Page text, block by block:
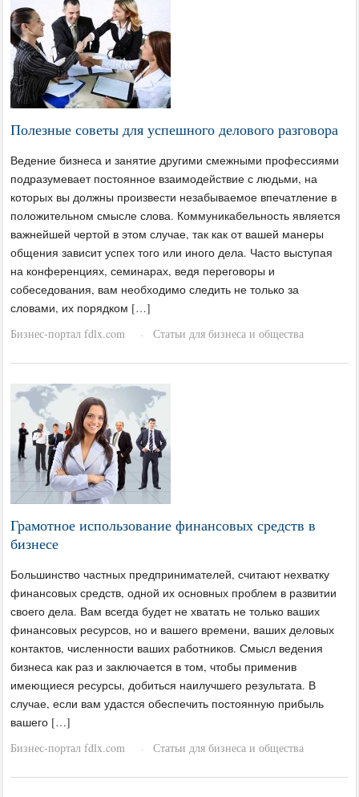
Полезные советы для успешного делового разговора
Ведение бизнеса и занятие другими смежными профессиями
подразумевает постоянное взаимодействие с людьми, на
которых вы должны произвести незабываемое впечатление в
положительном смысле слова. Коммуникабельность является
важнейшей чертой в этом случае, так как от вашей манеры
общения зависит успех того или иного дела. Часто выступая
на конференциях, семинарах, ведя переговоры и
собеседования, вам необходимо следить не только за
словами, их порядком […]
Бизнес-портал fdlx.com
· Статьи для бизнеса и общества
Грамотное использование финансовых средств в
бизнесе
Большинство частных предпринимателей, считают нехватку
финансовых средств, одной их основных проблем в развитии
своего дела. Вам всегда будет не хватать не только ваших
финансовых ресурсов, но и вашего времени, ваших деловых
контактов, численности ваших работников. Смысл ведения
бизнеса как раз и заключается в том, чтобы применив
имеющиеся ресурсы, добиться наилучшего результата. В
случае, если вам удастся обеспечить постоянную прибыль
вашего […]
Бизнес-портал fdlx.com
· Статьи для бизнеса и общества